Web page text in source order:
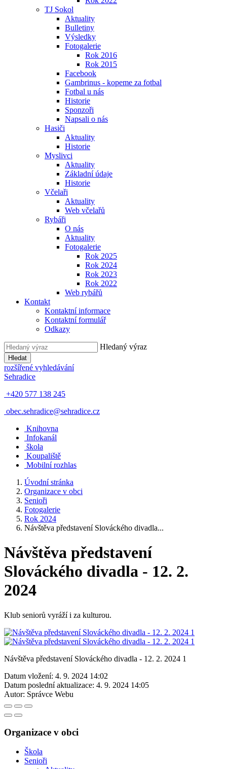
TJ Sokol
Aktuality
Bulletiny
Výsledky
Fotogalerie
Rok 2016
Rok 2015
Facebook
Gambrinus - kopeme za fotbal
Fotbal u nás
Historie
Sponzoři
Napsali o nás
Hasiči
Aktuality
Historie
Myslivci
Aktuality
Základní údaje
Historie
Včelaři
Aktuality
Web včelařů
Rybáři
O nás
Aktuality
Fotogalerie
Rok 2025
Rok 2024
Rok 2023
Rok 2022
Web rybářů
Kontakt
Kontaktní informace
Kontaktní formulář
Odkazy
Hledaný výraz
Hledat
rozšířené vyhledávání
Sehradice
+420 577 138 245
obec.sehradice@sehradice.cz
Knihovna
Infokanál
škola
Koupaliště
Mobilní rozhlas
Úvodní stránka
Organizace v obci
Senioři
Fotogalerie
Rok 2024
Návštěva představení Slováckého divadla...
Návštěva představení
Slováckého divadla - 12. 2.
2024
Klub seniorů vyráží i za kulturou.
Návštěva představení Slováckého divadla - 12. 2. 2024 1
Datum vložení: 4. 9. 2024 14:02
Datum poslední aktualizace: 4. 9. 2024 14:05
Autor: Správce Webu
Organizace v obci
Škola
Senioři